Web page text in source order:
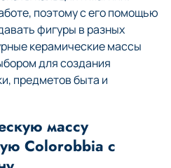
поэтому с его помощью
фигуры в разных
керамические массы
для создания
предметов быта и
массу
Colorobbia с